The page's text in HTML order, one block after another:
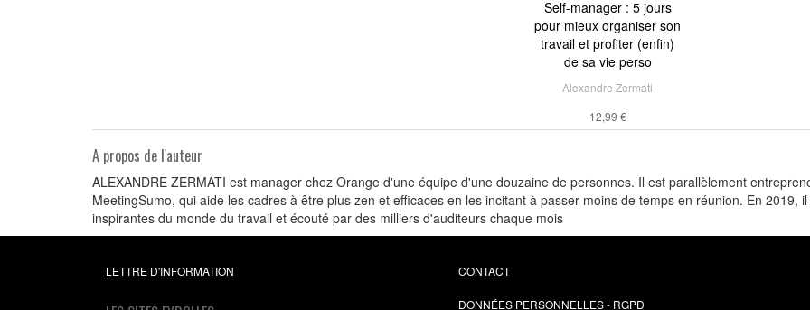
Self-manager : 5 jours
pour mieux organiser son
travail et profiter (enfin)
de sa vie perso
Alexandre Zermati
12,99 €
A propos de l'auteur
ALEXANDRE ZERMATI est manager chez Orange d'une équipe d'une douzaine de personnes. Il est parallèlement
MeetingSumo, qui aide les cadres à être plus zen et efficaces en les incitant à passer moins de temps en réunion. En 2019,
inspirantes du monde du travail et écouté par des milliers d'auditeurs chaque mois
LETTRE D'INFORMATION CONTACT
DONNÉES PERSONNELLES - RGPD